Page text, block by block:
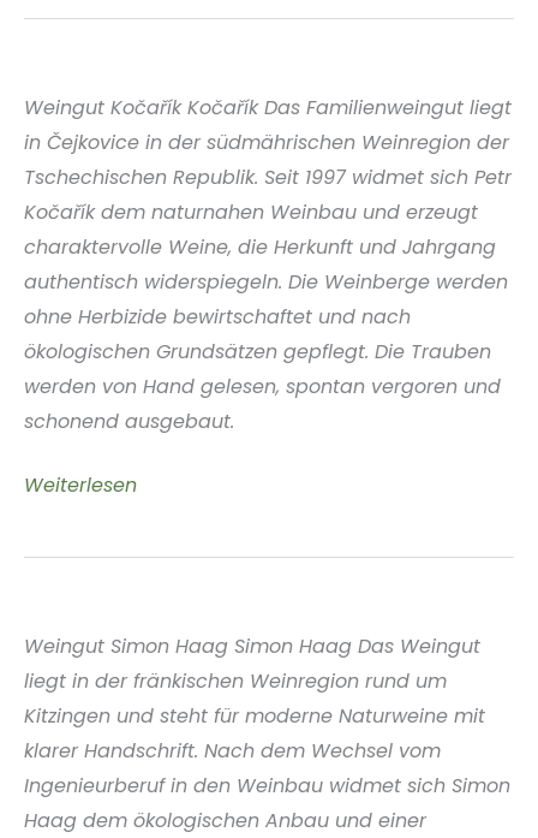
Lisboa
Weingut Kočařík Kočařík Das Familienweingut liegt
in Čejkovice in der südmährischen Weinregion der
Tschechischen Republik. Seit 1997 widmet sich Petr
Kočařík dem naturnahen Weinbau und erzeugt
charaktervolle Weine, die Herkunft und Jahrgang
authentisch widerspiegeln. Die Weinberge werden
ohne Herbizide bewirtschaftet und nach
ökologischen Grundsätzen gepflegt. Die Trauben
werden von Hand gelesen, spontan vergoren und
schonend ausgebaut.
Weingut
Südmähren
Weiterlesen
Weingut Simon Haag Simon Haag Das Weingut
liegt in der fränkischen Weinregion rund um
Kitzingen und steht für moderne Naturweine mit
klarer Handschrift. Nach dem Wechsel vom
Ingenieurberuf in den Weinbau widmet sich Simon
Haag dem ökologischen Anbau und einer